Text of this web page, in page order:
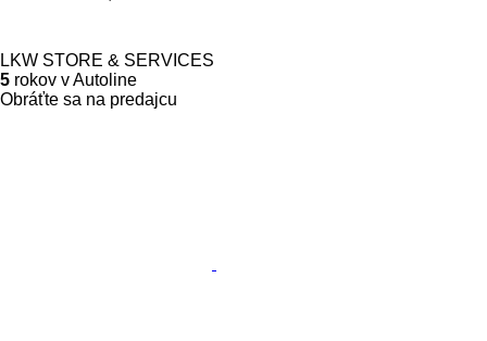
LKW STORE & SERVICES
5 rokov v Autoline
Obráťte sa na predajcu